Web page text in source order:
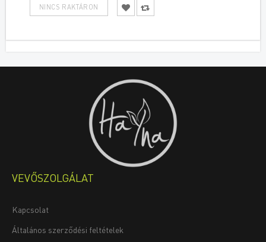
VEVŐSZOLGÁLAT
Kapcsolat
Általános szerződési feltételek